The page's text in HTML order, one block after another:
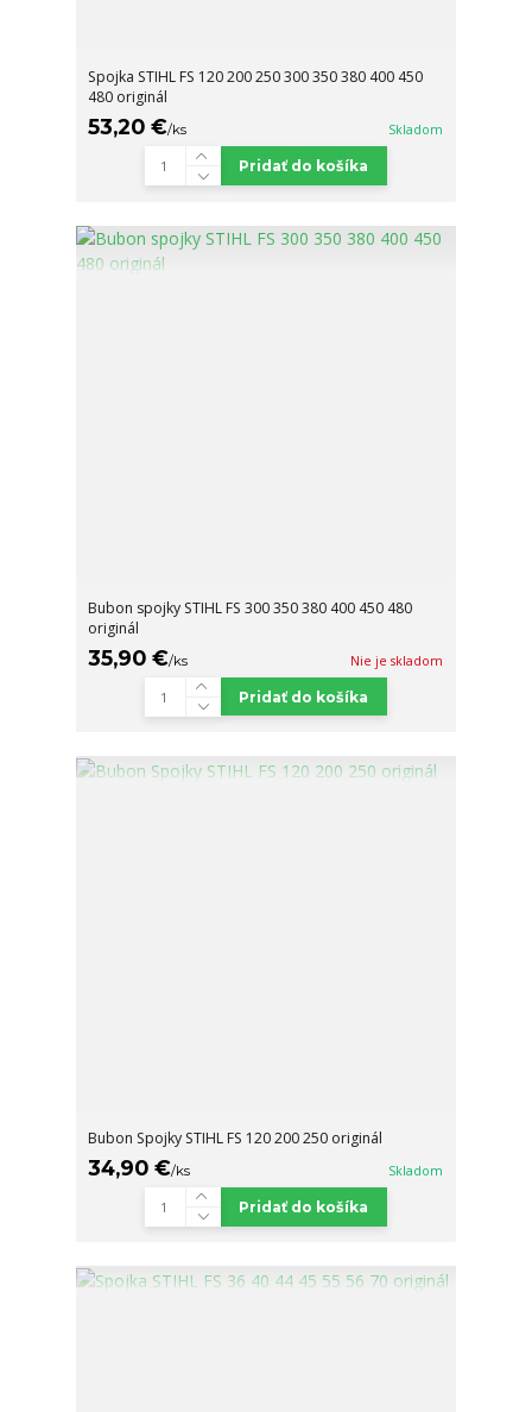
Spojka STIHL FS 120 200 250 300 350 380 400 450
480 originál
53,20 €/ks Skladom
Pridať do košíka
Bubon spojky STIHL FS 300 350 380 400 450 480
originál
35,90 €/ks Nie je skladom
Pridať do košíka
Bubon Spojky STIHL FS 120 200 250 originál
34,90 €/ks Skladom
Pridať do košíka